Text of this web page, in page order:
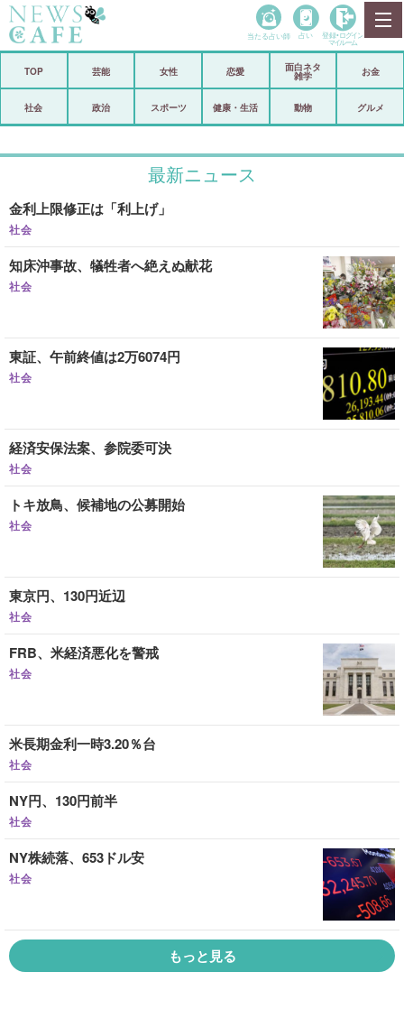
政治
スポーツ
恋愛
コメントポスト アリ／ナシ
登録・ログイン/マイルーム
当たる占い師 占い 登録• ログイン
マイルーム
TOP 芸能 女性 恋愛
面白ネタ
雑学
お金
社会 政治 スポーツ 健康・生活 動物 グルメ
最新ニュース
金利上限修正は「利上げ」
社会
知床沖事故、犠牲者へ絶えぬ献花
社会
東証、午前終値は2万6074円
社会
経済安保法案、参院委可決
社会
トキ放鳥、候補地の公募開始
社会
東京円、130円近辺
社会
FRB、米経済悪化を警戒
社会
米長期金利一時3.20％台
社会
NY円、130円前半
社会
NY株続落、653ドル安
社会
もっと見る